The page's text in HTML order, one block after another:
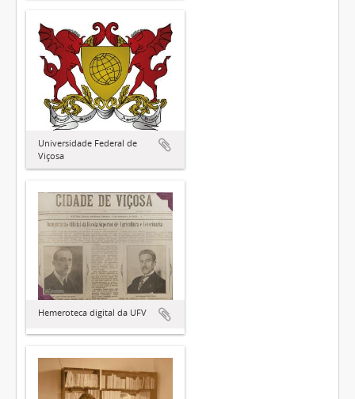
Universidade Federal de
Viçosa
Hemeroteca digital da UFV